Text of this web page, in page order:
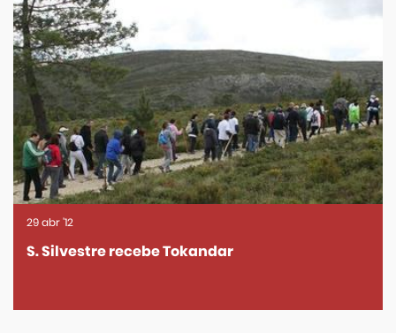
S. Silvestre recebe Tokandar
29abr'12